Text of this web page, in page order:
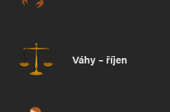
Váhy – říjen